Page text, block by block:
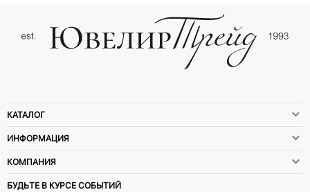
КАТАЛОГ
ИНФОРМАЦИЯ
КОМПАНИЯ
БУДЬТЕ В КУРСЕ СОБЫТИЙ